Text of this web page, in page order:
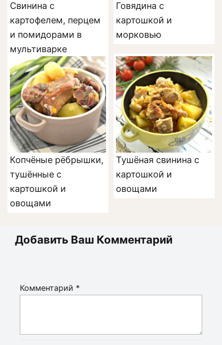
Свинина с
картофелем, перцем
и помидорами в
мультиварке
Говядина с
картошкой и
морковью
Копчёные рёбрышки,
тушённые с
картошкой и
овощами
Тушёная свинина с
картошкой и
овощами
Добавить Ваш Комментарий
Комментарий *